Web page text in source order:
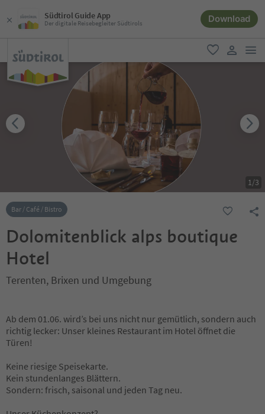
Südtirol Guide App
Der digitale Reisebegleiter Südtirols Download
favorit
user link
1/3
Bar / Café / Bistro
Dolomitenblick alps boutique
Hotel
Terenten, Brixen und Umgebung
Ab dem 01.06. wird’s bei uns nicht nur gemütlich, sondern auch
richtig lecker: Unser kleines Restaurant im Hotel öffnet die
Türen!
Keine riesige Speisekarte.
Kein stundenlanges Blättern.
Sondern: frisch, saisonal und jeden Tag neu.